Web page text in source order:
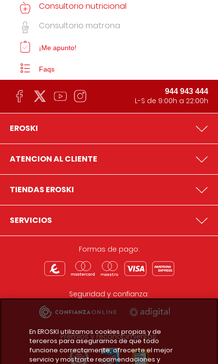
Consultorio nutricional
Consultorio matrona
¡Me apunto!
Faqs
944 943 444
L-S de 9:00h a 22:00h
EROSKI
ATENCION AL CLIENTE
TIENDAS EROSKI
SERVICIOS
Formas de pago:
Seguridad y confianza:
Premios y reconocimientos:
En EROSKI utilizamos cookies propias y de
terceros para asegurarnos de que todo
funcione correctamente, ofrecerte el mejor
servicio y mostrarte recomendaciones y